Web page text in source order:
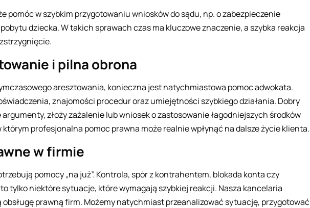
pomóc w szybkim przygotowaniu wniosków do sądu, np. o zabezpieczenie
dziecka. W takich sprawach czas ma kluczowe znaczenie, a szybka reakcja
i pilna obrona
aresztowania, konieczna jest natychmiastowa pomoc adwokata.
znajomości procedur oraz umiejętności szybkiego działania. Dobry
złoży zażalenie lub wniosek o zastosowanie łagodniejszych środków
profesjonalna pomoc prawna może realnie wpłynąć na dalsze życie klienta.
w firmie
pomocy „na już”. Kontrola, spór z kontrahentem, blokada konta czy
tylko niektóre sytuacje, które wymagają szybkiej reakcji. Nasza kancelaria
prawną firm. Możemy natychmiast przeanalizować sytuację, przygotować